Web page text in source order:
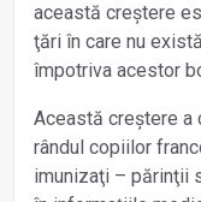
această creștere
ţări în care nu
împotriva acestor
Această creștere a
rândul copiilor
imunizaţi – părinţii